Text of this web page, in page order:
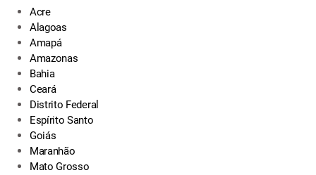
Acre
Alagoas
Amapá
Amazonas
Bahia
Ceará
Distrito Federal
Espírito Santo
Goiás
Maranhão
Mato Grosso